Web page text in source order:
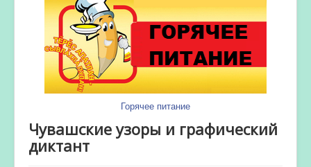
Горячее питание
Чувашские узоры и графический
диктант